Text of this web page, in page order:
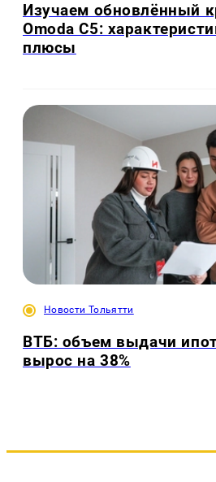
Изучаем обновлённый
Omoda C5:
плюсы
Новости Тольятти
ВТБ: объем выдачи
вырос на 38%